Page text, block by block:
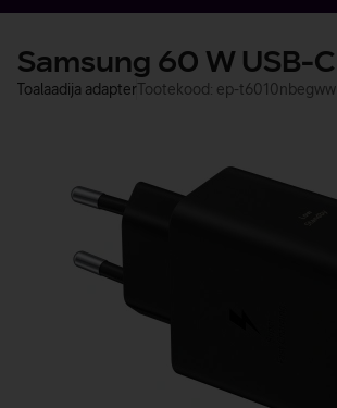
Samsung 60 W USB-C
Toalaadija adapterTootekood: ep-t6010nbegww